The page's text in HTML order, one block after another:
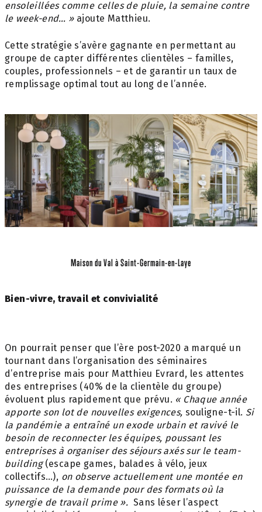
ensoleillées comme celles de pluie, la semaine contre
le week-end… » ajoute Matthieu.
Cette stratégie s’avère gagnante en permettant au
groupe de capter différentes clientèles – familles,
couples, professionnels – et de garantir un taux de
remplissage optimal tout au long de l’année.
Maison du Val à Saint-Germain-en-Laye
Bien-vivre, travail et convivialité
On pourrait penser que l’ère post-2020 a marqué un
tournant dans l’organisation des séminaires
d’entreprise mais pour Matthieu Evrard, les attentes
des entreprises (40% de la clientèle du groupe)
évoluent plus rapidement que prévu. « Chaque année
apporte son lot de nouvelles exigences, souligne-t-il. Si
la pandémie a entraîné un exode urbain et ravivé le
besoin de reconnecter les équipes, poussant les
entreprises à organiser des séjours axés sur le team-
building(escape games, balades à vélo, jeux
collectifs…), on observe actuellement une montée en
puissance de la demande pour des formats où la
synergie de travail prime ». Sans léser l’aspect